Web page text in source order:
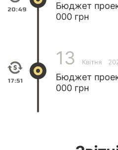
20:49
Бюджет
000 грн
17:51
13 Квітня
Бюджет
000 грн